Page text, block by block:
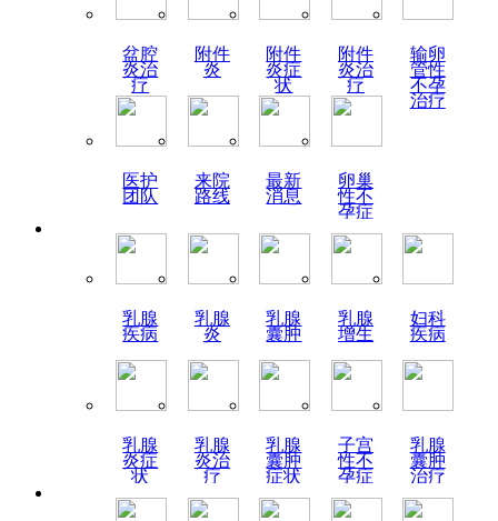
盆腔
炎治
疗
附件
炎
附件
炎症
状
附件
炎治
疗
输卵
管性
不孕
治疗
医护
团队
来院
路线
最新
消息
卵巢
性不
孕症
乳腺
疾病
乳腺
炎
乳腺
囊肿
乳腺
增生
妇科
疾病
乳腺
炎症
状
乳腺
炎治
疗
乳腺
囊肿
症状
子宫
性不
孕症
乳腺
囊肿
治疗